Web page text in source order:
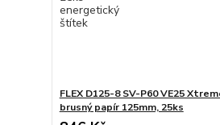
FLEX D125-8 SV-P60 VE25
brusný papír 125mm, 25ks